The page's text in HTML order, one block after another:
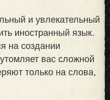
и увлекательный
иностранный язык.
на создании
вас сложной
только на слова,